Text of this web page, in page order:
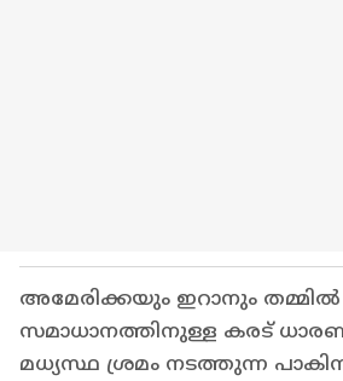
അമേരിക്കയും ഇറാനും തമ്മിൽ
സമാധാനത്തിനുള്ള കരട്
മധ്യസ്ഥ ശ്രമം നടത്തുന്ന